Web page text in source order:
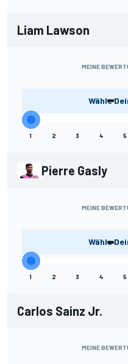
Liam Lawson
MEINE
-
Wähle
1 2 3 4 5
Pierre Gasly
MEINE
-
Wähle
1 2 3 4 5
Carlos Sainz Jr.
MEINE